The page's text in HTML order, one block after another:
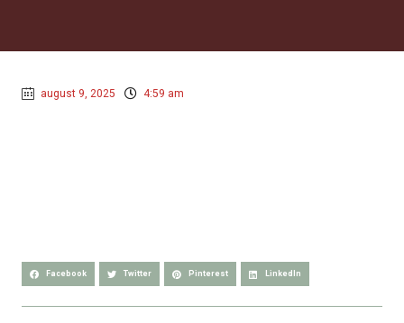
august 9, 2025 4:59 am
Facebook Twitter Pinterest LinkedIn